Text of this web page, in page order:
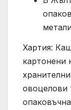
Хартия:
картонени
овoцелови